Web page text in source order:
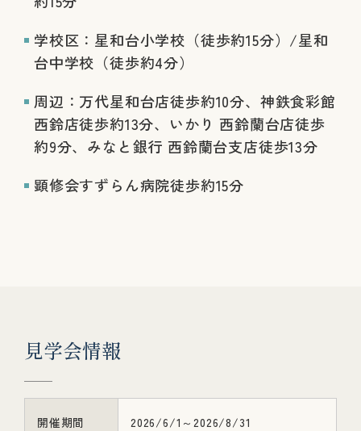
学校区：星和台小学校（徒歩約15分）/星和
台中学校（徒歩約4分）
周辺：万代星和台店徒歩約10分、神鉄食彩館
西鈴店徒歩約13分、いかり 西鈴蘭台店徒歩
約9分、みなと銀行 西鈴蘭台支店徒歩13分
顕修会すずらん病院徒歩約15分
見学会情報
開催期間 2026/6/1～2026/8/31